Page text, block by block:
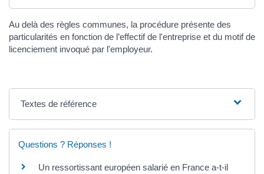
Au delà des règles communes, la procédure présente des
particularités en fonction de l’effectif de l'entreprise et du motif de
licenciement invoqué par l'employeur.
Textes de référence
Questions ? Réponses !
Un ressortissant européen salarié en France a-t-il